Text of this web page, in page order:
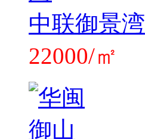
中联御景湾
22000/㎡